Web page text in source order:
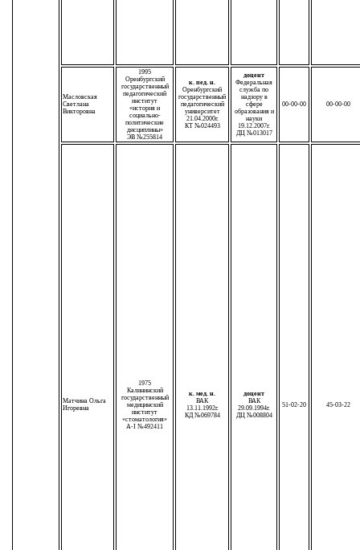
Масловская
Светлана
Викторовна
1995
Оренбургский
государственный
педагогический
институт
«история и
социально-
политические
дисциплины»
ЭВ №255814
к. пед. н.
Оренбургский
государственный
педагогический
университет
21.04.2000г.
КТ №024493
доцент
Федеральная
служба по
надзору в
сфере
образования и
науки
19.12.2007г.
ДЦ №013017
00-00-00 00-00-00
Матчина Ольга
Игоревна
1975
Калининский
государственный
медицинский
институт
«стоматология»
А-I №492411
к. мед. н.
ВАК
13.11.1992г.
КД №069784
доцент
ВАК
29.09.1994г.
ДЦ №008804
51-02-20 45-03-22